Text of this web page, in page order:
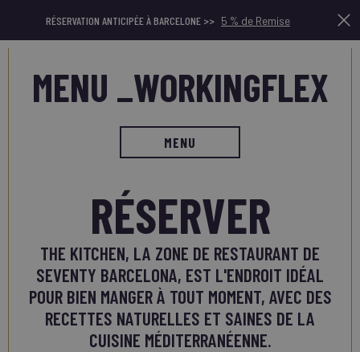
RÉSERVATION ANTICIPÉE À BARCELONE >> 5 % de Remise
MENU _WORKINGFLEX
MENU
RÉSERVER
THE KITCHEN, LA ZONE DE RESTAURANT DE
SEVENTY BARCELONA, EST L'ENDROIT IDÉAL
POUR BIEN MANGER À TOUT MOMENT, AVEC DES
RECETTES NATURELLES ET SAINES DE LA
CUISINE MÉDITERRANÉENNE.